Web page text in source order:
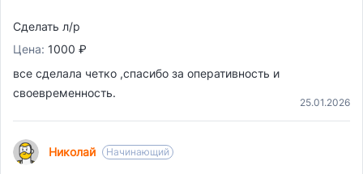
25.01.2026
Сделать л/р
Цена: 1000 ₽
все сделала четко ,спасибо за оперативность и
своевременность.
Николай Начинающий